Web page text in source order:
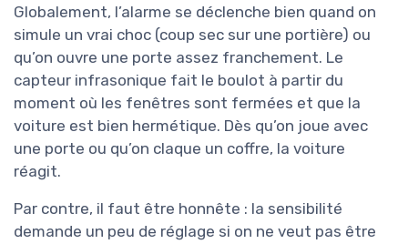
Globalement, l’alarme se déclenche bien quand on
simule un vrai choc (coup sec sur une portière) ou
qu’on ouvre une porte assez franchement. Le
capteur infrasonique fait le boulot à partir du
moment où les fenêtres sont fermées et que la
voiture est bien hermétique. Dès qu’on joue avec
une porte ou qu’on claque un coffre, la voiture
réagit.
Par contre, il faut être honnête : la sensibilité
demande un peu de réglage si on ne veut pas être